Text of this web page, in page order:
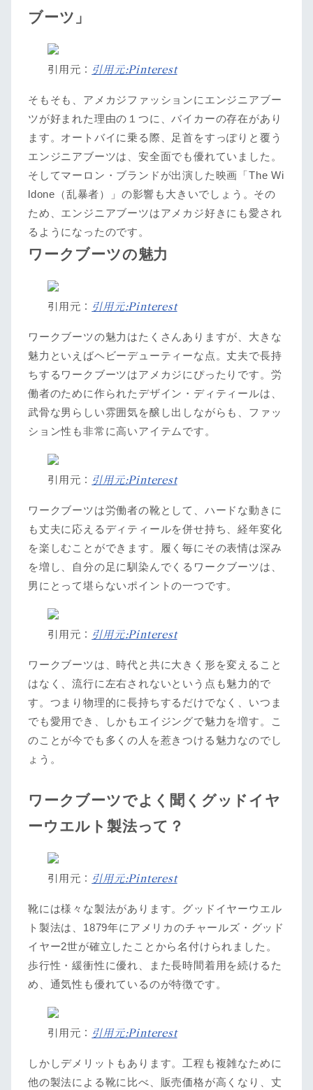
ブーツ」
引用元： 引用元:Pinterest
そもそも、アメカジファッションにエンジニアブー
ツが好まれた理由の１つに、バイカーの存在があり
ます。オートバイに乗る際、足首をすっぽりと覆う
エンジニアブーツは、安全面でも優れていました。
そしてマーロン・ブランドが出演した映画「The Wi
ldone（乱暴者）」の影響も大きいでしょう。その
ため、エンジニアブーツはアメカジ好きにも愛され
るようになったのです。
ワークブーツの魅力
引用元： 引用元:Pinterest
ワークブーツの魅力はたくさんありますが、大きな
魅力といえばヘビーデューティーな点。丈夫で長持
ちするワークブーツはアメカジにぴったりです。労
働者のために作られたデザイン・ディティールは、
武骨な男らしい雰囲気を醸し出しながらも、ファッ
ション性も非常に高いアイテムです。
引用元： 引用元:Pinterest
ワークブーツは労働者の靴として、ハードな動きに
も丈夫に応えるディティールを併せ持ち、経年変化
を楽しむことができます。履く毎にその表情は深み
を増し、自分の足に馴染んでくるワークブーツは、
男にとって堪らないポイントの一つです。
引用元： 引用元:Pinterest
ワークブーツは、時代と共に大きく形を変えること
はなく、流行に左右されないという点も魅力的で
す。つまり物理的に長持ちするだけでなく、いつま
でも愛用でき、しかもエイジングで魅力を増す。こ
のことが今でも多くの人を惹きつける魅力なのでし
ょう。
ワークブーツでよく聞くグッドイヤ
ーウエルト製法って？
引用元： 引用元:Pinterest
靴には様々な製法があります。グッドイヤーウエル
ト製法は、1879年にアメリカのチャールズ・グッド
イヤー2世が確立したことから名付けられました。
歩行性・緩衝性に優れ、また長時間着用を続けるた
め、通気性も優れているのが特徴です。
引用元： 引用元:Pinterest
しかしデメリットもあります。工程も複雑なために
他の製法による靴に比べ、販売価格が高くなり、丈